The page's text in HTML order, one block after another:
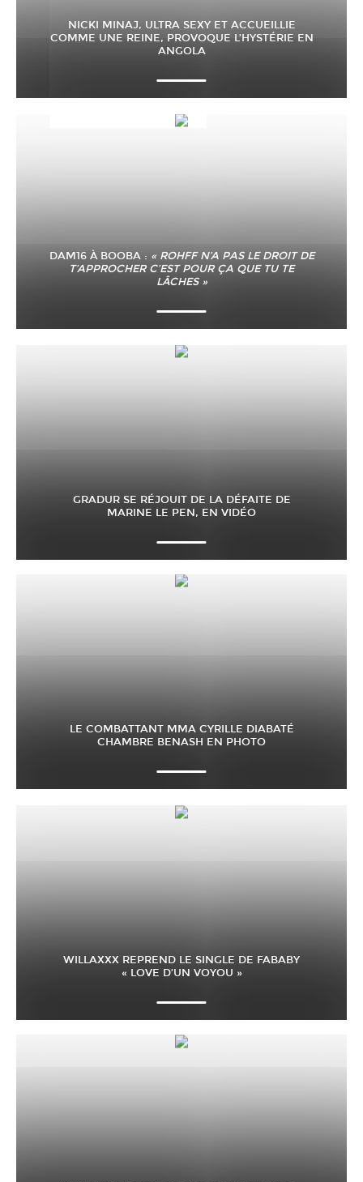
NICKI MINAJ, ULTRA SEXY ET ACCUEILLIE
COMME UNE REINE, PROVOQUE L’HYSTÉRIE EN
ANGOLA
DAM16 À BOOBA : « ROHFF N’A PAS LE DROIT DE
T’APPROCHER C’EST POUR ÇA QUE TU TE
LÂCHES »
GRADUR SE RÉJOUIT DE LA DÉFAITE DE
MARINE LE PEN, EN VIDÉO
LE COMBATTANT MMA CYRILLE DIABATÉ
CHAMBRE BENASH EN PHOTO
WILLAXXX REPREND LE SINGLE DE FABABY
« LOVE D’UN VOYOU »